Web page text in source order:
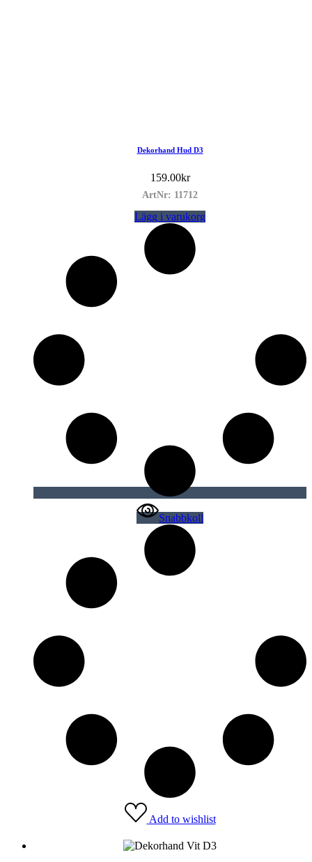
Dekorhand Hud D3
159.00kr
ArtNr: 11712
Lägg i varukorg
Snabbkoll
Add to wishlist